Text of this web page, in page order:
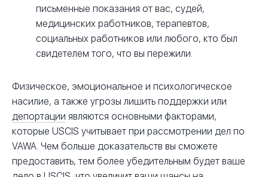
письменные показания от вас, судей,
медицинских работников, терапевтов,
социальных работников или любого, кто был
свидетелем того, что вы пережили.
Физическое, эмоциональное и психологическое
насилие, а также угрозы лишить поддержки или
депортации являются основными факторами,
которые USCIS учитывает при рассмотрении дел по
VAWA. Чем больше доказательств вы сможете
предоставить, тем более убедительным будет ваше